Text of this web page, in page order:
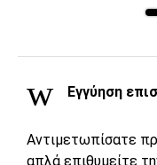
Εγγύηση
Αντιμετωπίσατε
απλά επιθυμείτε